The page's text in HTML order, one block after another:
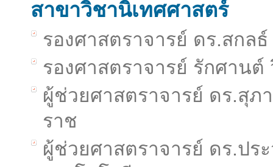
สาขาวิชานิเทศศาสตร์
รองศาสตราจารย์ ดร.สกล
รองศาสตราจารย์ รักศาน
ผู้ช่วยศาสตราจารย์ ดร.สุ
ราช
ผู้ช่วยศาสตราจารย์ ดร.ปร